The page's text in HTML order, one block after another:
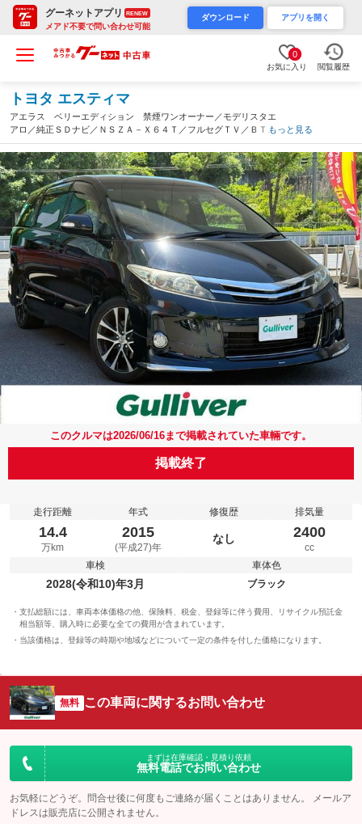
グーネットアプリ RENEW
メアド不要で問い合わせ可能
ダウンロード アプリを開く
0
お気に入り 閲覧履歴
トヨタ エスティマ
アエラス ベリーエディション 禁煙ワンオーナー／モデリスタエ
アロ／純正ＳＤナビ／ＮＳＺＡ－Ｘ６４Ｔ／フルセグＴＶ／ＢＴ／
ＣＤ／ＤＶＤ／ＳＤ／バックカメラ／両側パワースライドドア／ビ
ルトインＥＴＣ／クルコン（大阪府）
もっと見る
このクルマは2026/06/16まで掲載されていた車輛です。
掲載終了
走行距離
14.4
万km
年式
2015
(平成27)年
修復歴
なし
排気量
2400
cc
車検
2028(令和10)年3月
車体色
ブラック
支払総額には、車両本体価格の他、保険料、税金、登録等に伴う費用、リサイクル預託金
相当額等、購入時に必要な全ての費用が含まれています。
当該価格は、登録等の時期や地域などについて一定の条件を付した価格になります。
無料 この車両に関するお問い合わせ
まずは在庫確認・見積り依頼
無料電話でお問い合わせ
お気軽にどうぞ。問合せ後に何度もご連絡が届くことはありません。 メールア
ドレスは販売店に公開されません。